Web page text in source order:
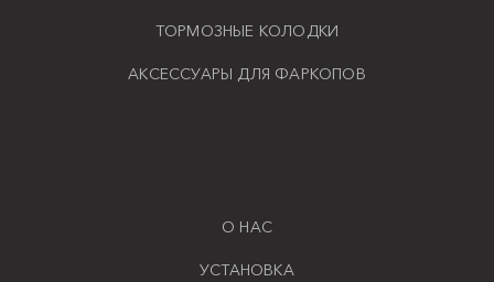
ТОРМОЗНЫЕ КОЛОДКИ
АКСЕССУАРЫ ДЛЯ ФАРКОПОВ
О НАС
УСТАНОВКА